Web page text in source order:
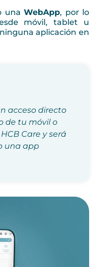
unaWebApp, por lo
móvil, tablet u
aplicación en
acceso directo
de tu móvil o
Care y será
una app